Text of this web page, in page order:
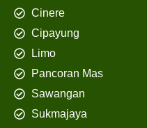
Cinere
Cipayung
Limo
Pancoran Mas
Sawangan
Sukmajaya